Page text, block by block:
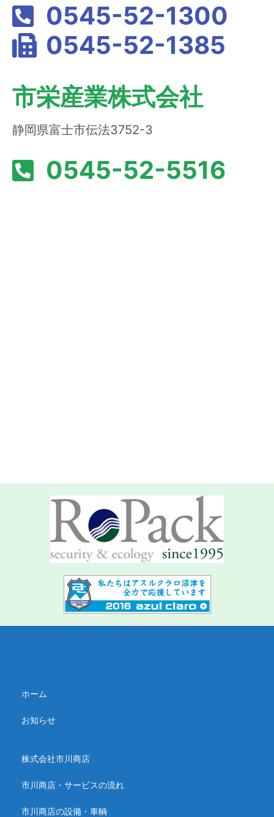
0545-52-1300
0545-52-1385
市栄産業株式会社
静岡県富士市伝法3752-3
0545-52-5516
ホーム
お知らせ
株式会社市川商店
市川商店・サービスの流れ
市川商店の設備・車輌